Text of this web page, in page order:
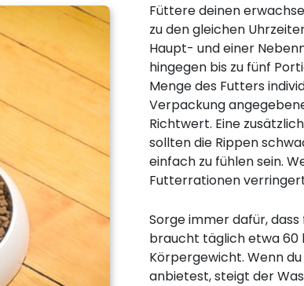
Füttere deinen
zu den gleichen
Haupt- und einer
hingegen bis zu fünf
Menge des Futters
Verpackung
Richtwert. Eine
sollten die Rippen
einfach zu fühlen sein.
Futterrationen
Sorge immer dafür,
braucht täglich etwa 60
Körpergewicht. Wenn du
anbietest, steigt der